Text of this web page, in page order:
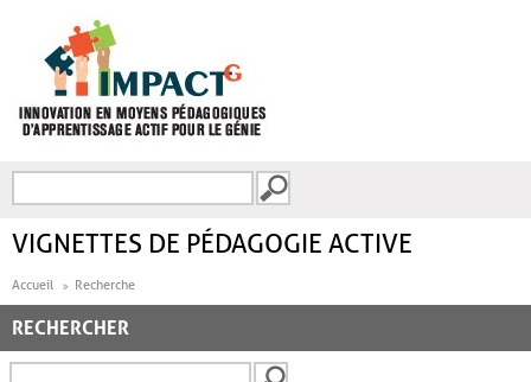
FORMULAIRE DE
VIGNETTES DE PÉDAGOGIE ACTIVE
Accueil Recherche
RECHERCHER